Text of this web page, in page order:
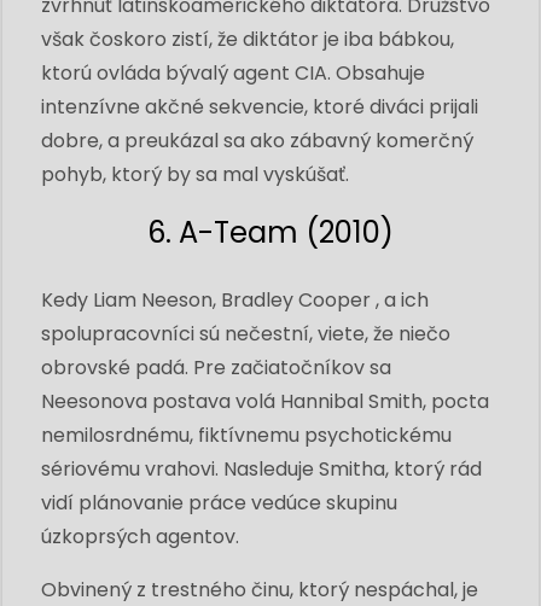
zvrhnúť latinskoamerického diktátora. Družstvo
však čoskoro zistí, že diktátor je iba bábkou,
ktorú ovláda bývalý agent CIA. Obsahuje
intenzívne akčné sekvencie, ktoré diváci prijali
dobre, a preukázal sa ako zábavný komerčný
pohyb, ktorý by sa mal vyskúšať.
6. A-Team (2010)
Kedy Liam Neeson, Bradley Cooper , a ich
spolupracovníci sú nečestní, viete, že niečo
obrovské padá. Pre začiatočníkov sa
Neesonova postava volá Hannibal Smith, pocta
nemilosrdnému, fiktívnemu psychotickému
sériovému vrahovi. Nasleduje Smitha, ktorý rád
vidí plánovanie práce vedúce skupinu
úzkoprsých agentov.
Obvinený z trestného činu, ktorý nespáchal, je